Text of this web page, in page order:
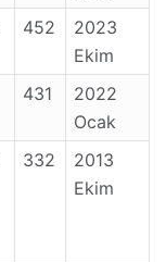
452
2023
Ekim
431
2022
Ocak
332
2013
Ekim